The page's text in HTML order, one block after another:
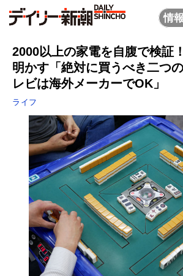
情
2000以上の家電を自腹で検
明かす「絶対に買うべき二つ
レビは海外メーカーでOK」
ライフ